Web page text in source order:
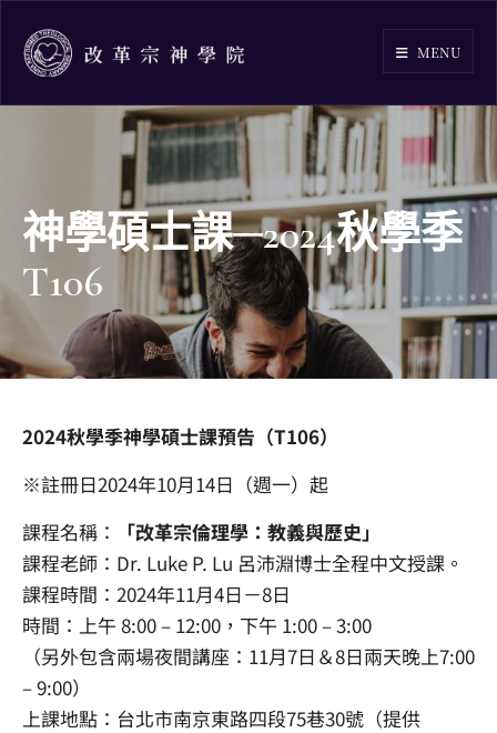
content
MENU
神學碩士課─2024秋學季
T106
2024秋學季神學碩士課預告（T106）
※註冊日2024年10月14日（週一）起
課程名稱：
「改革宗倫理學：教義與歷史」
課程老師：Dr. Luke P. Lu 呂沛淵博士全程中文授課。
課程時間：2024年11月4日－8日
時間：上午 8:00 – 12:00，下午 1:00 – 3:00
（另外包含兩場夜間講座：11月7日＆8日兩天晚上7:00
– 9:00）
上課地點：台北市南京東路四段75巷30號（提供